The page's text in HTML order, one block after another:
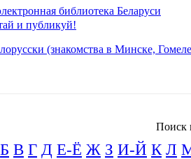
библиотека Беларуси
и публикуй!
(знакомства в Минске,
Поиск
Б В Г Д Е-Ё Ж З И-Й К Л